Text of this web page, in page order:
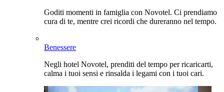
Goditi momenti in famiglia con Novotel. Ci prendiamo
cura di te, mentre crei ricordi che dureranno nel tempo.
Benessere
Negli hotel Novotel, prenditi del tempo per ricaricarti,
calma i tuoi sensi e rinsalda i legami con i tuoi cari.